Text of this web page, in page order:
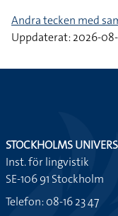
Andra tecken med
Uppdaterat: 2026-
STOCKHOLMS
Inst. för lingvistik
SE-106 91 Stockholm
Telefon: 08-16 23 47